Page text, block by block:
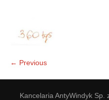
← Previous
Kancelaria AntyWindyk